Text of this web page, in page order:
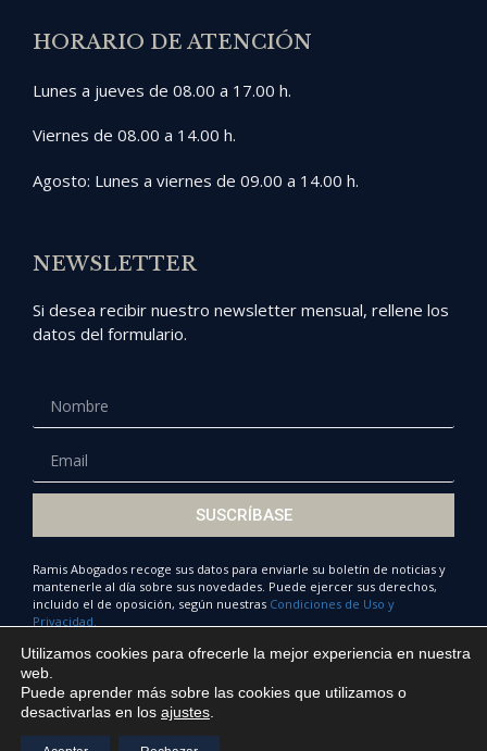
HORARIO DE ATENCIÓN
Lunes a jueves de 08.00 a 17.00 h.
Viernes de 08.00 a 14.00 h.
Agosto: Lunes a viernes de 09.00 a 14.00 h.
NEWSLETTER
Si desea recibir nuestro newsletter mensual, rellene los
datos del formulario.
SUSCRÍBASE
Ramis Abogados recoge sus datos para enviarle su boletín de noticias y
mantenerle al día sobre sus novedades. Puede ejercer sus derechos,
incluido el de oposición, según nuestras Condiciones de Uso y
Privacidad.
© Ramis Abogados 2022
Política de privacidad y cookies
Utilizamos cookies para ofrecerle la mejor experiencia en nuestra
web.
Puede aprender más sobre las cookies que utilizamos o
desactivarlas en los ajustes